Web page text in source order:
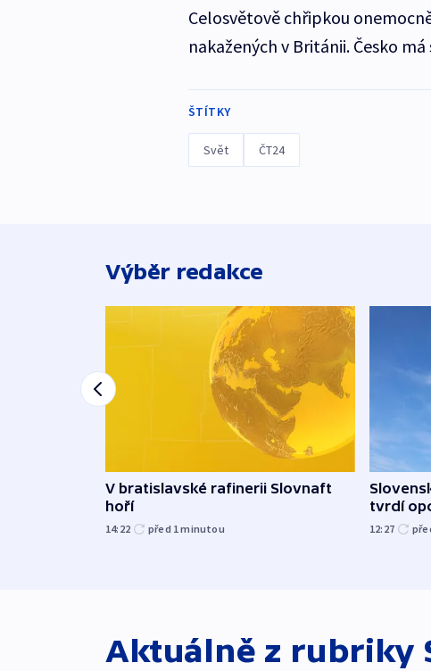
Celosvětově chřipkou
nakažených v Británii. Česko
ŠTÍTKY
Svět ČT24
Výběr redakce
V bratislavské rafinerii Slovnaft
hoří
14:22 před 1minutou
tvrdí
12:27
Aktuálně z rubriky